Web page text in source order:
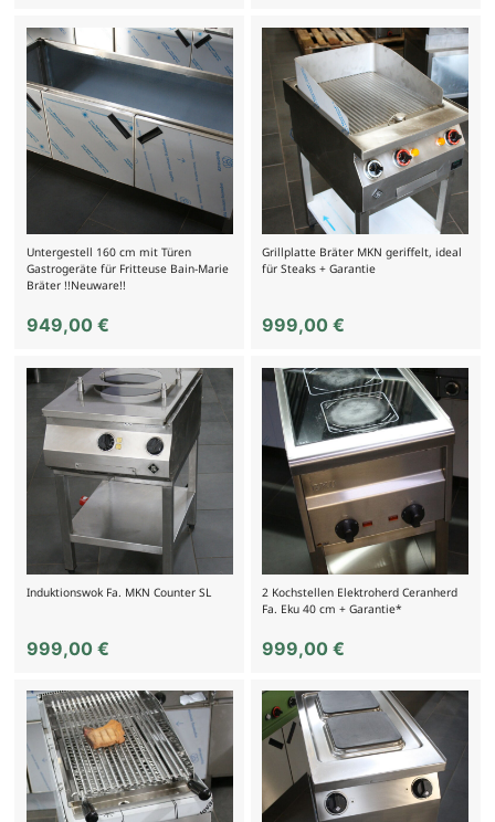
Untergestell 160 cm mit Türen
Gastrogeräte für Fritteuse Bain-Marie
Bräter !!Neuware!!
949,00 €
Grillplatte Bräter MKN geriffelt, ideal
für Steaks + Garantie
999,00€
Induktionswok Fa. MKN Counter SL
999,00 €
2 Kochstellen Elektroherd Ceranherd
Fa. Eku 40 cm + Garantie*
999,00€